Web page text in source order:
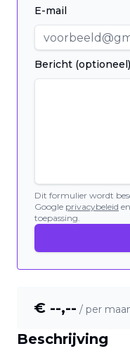
Beschrijving
E-mail
Bericht (optioneel)
Dit formulier wordt
Google privacybeleid en
toepassing.
€ --,-- / per